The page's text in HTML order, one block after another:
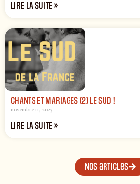
LIRE LA SUITE »
CHANTS ET MARIAGES (2) LE SUD !
novembre 11, 2025
LIRE LA SUITE »
Nos articles